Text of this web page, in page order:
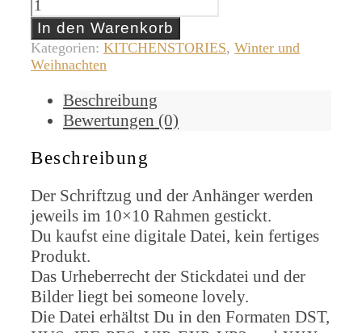
In den Warenkorb
Kategorien: KITCHENSTORIES, Winter und
Weihnachten
Beschreibung
Bewertungen (0)
Beschreibung
Der Schriftzug und der Anhänger werden
jeweils im 10×10 Rahmen gestickt.
Du kaufst eine digitale Datei, kein fertiges
Produkt.
Das Urheberrecht der Stickdatei und der
Bilder liegt bei someone lovely.
Die Datei erhältst Du in den Formaten DST,